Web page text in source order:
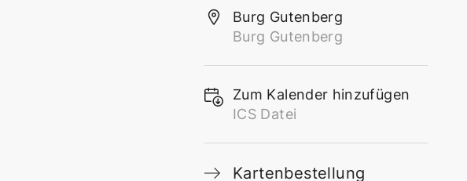
Burg Gutenberg
Burg Gutenberg
Zum Kalender hinzufügen
ICS Datei
Kartenbestellung